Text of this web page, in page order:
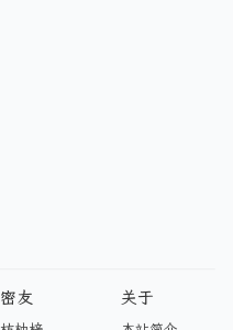
密友 关于